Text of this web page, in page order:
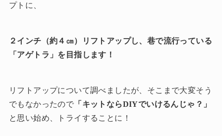
プトに、
２インチ（約４㎝）リフトアップし、巷で流行っている
「アゲトラ」を目指します！
リフトアップについて調べましたが、そこまで大変そう
でもなかったので 「キットならDIYでいけるんじゃ？」
と思い始め、トライすることに！